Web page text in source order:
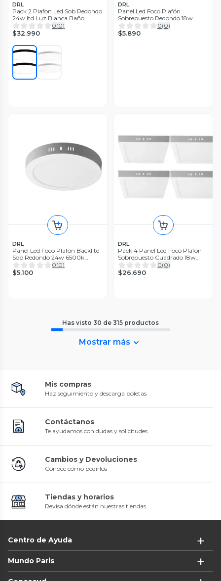
DRL
Pack 2 Plafon Led Sob Redondo
24w Itd Luz Blanca Baño
Cocina
0(0)
$32.990
DRL
Panel Led Foco Plafón
Sobrepuesto Redondo 18w
21cm Luz Fría Blanco
0(0)
$5.890
DRL
Panel Led Foco Plafón Backlite
Sob Redondo 24w 6500k
Blanco
0(0)
$5.100
DRL
Pack 4 Panel Led Foco Plafón
Sobrepuesto Cuadrado 18w
Cálida Blanco 0(0)
$26.690
Has visto 30 de 315 productos
Mostrar más
Mis compras
Haz seguimiento y descarga boletas
Contáctanos
Te ayudamos con dudas y solicitudes
Cambios y Devoluciones
Conoce cómo pedirlos
Tiendas y horarios
Revisa dónde están nuestras tiendas
Centro de Ayuda
Mundo Paris